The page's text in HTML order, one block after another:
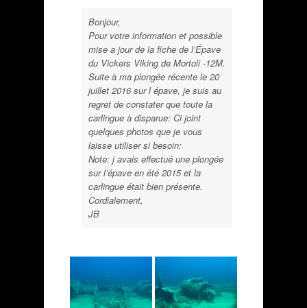
Bonjour,
Pour votre information et possible
mise a jour de la fiche de l’Épave
du Vickers Viking de Mortoli -12M.
Suite à ma plongée récente le 20
juillet 2016 sur l épave, je suis au
regret de constater que toute la
carlingue à disparue: Ci joint
quelques photos que je vous
laisse utiliser si besoin:
Note: j avais effectué une plongée
sur l’épave en été 2015 et la
carlingue était bien présente.
Cordialement,
JB